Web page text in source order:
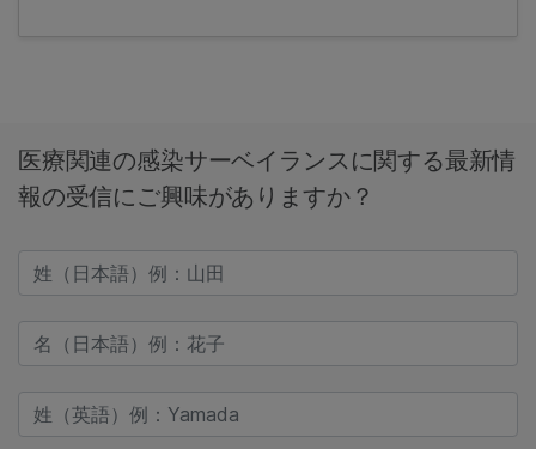
医療関連の感染サーベイランスに関する最新情
報の受信にご興味がありますか？